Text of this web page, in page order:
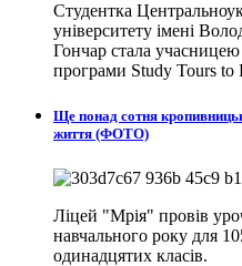
Студентка
університету імені
Гончар стала учасницею
програми Study Tours to
Ще понад сотня
життя (ФОТО)
Ліцей "Мрія" провів
навчального року для
одинадцятих класів.